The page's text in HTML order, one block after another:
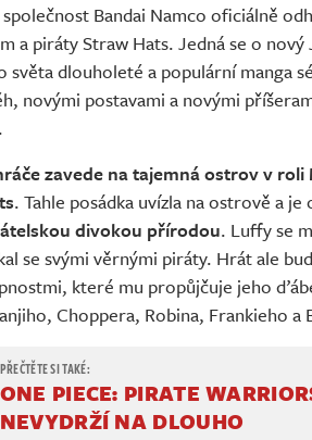
Bandai Namco oficiálně
a piráty Straw Hats. Jedná se o nový
světa dlouholeté a populární manga
novými postavami a novými
zavede na tajemná ostrov v
. Tahle posádka uvízla na ostrově a je
divokou přírodou. Luffy se
se svými věrnými piráty. Hrát ale
které mu propůjčuje jeho
Choppera, Robina, Frankieho a
ONE PIECE: PIRATE
NEVYDRŽÍ NA DLOUHO